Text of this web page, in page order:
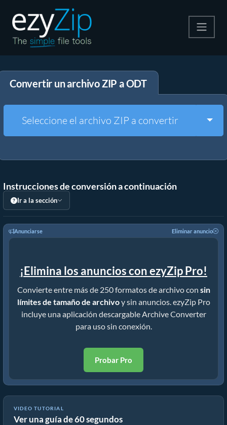
Descomprime
Otras herramientas
Convertir un archivo ZIP a ODT
Seleccione el archivo ZIP a convertir
Instrucciones de conversión a continuación
Ir a la sección
Anunciarse Eliminar anuncio
¡Elimina los anuncios con ezyZip Pro!
Convierte entre más de 250 formatos de archivo con sin
límites de tamaño de archivoy sin anuncios. ezyZip Pro
incluye una aplicación descargable Archive Converter
para uso sin conexión.
Probar Pro
VIDEO TUTORIAL
Ver una guía de 60 segundos
Cómo extraer archivos en línea con ezyZip (gratis, sin instalación)